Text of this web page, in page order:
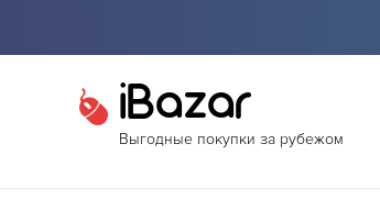
iBazar
Выгодные покупки за рубежом